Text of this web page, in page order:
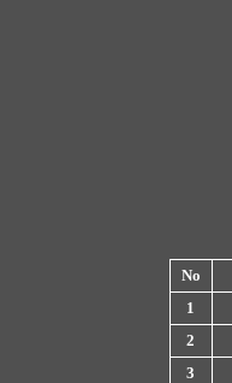
No
1
2
3